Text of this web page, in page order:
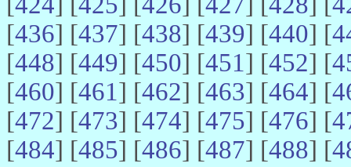
[436] [437] [438] [439] [440] [
[448] [449] [450] [451] [452] [
[460] [461] [462] [463] [464] [
[472] [473] [474] [475] [476] [
[484] [485] [486] [487] [488] [